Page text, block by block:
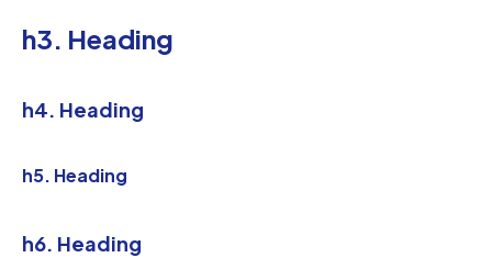
h3. Heading
h4. Heading
h5. Heading
h6. Heading